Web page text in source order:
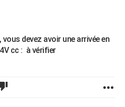
devez avoir une arrivée en
cc : à vérifier